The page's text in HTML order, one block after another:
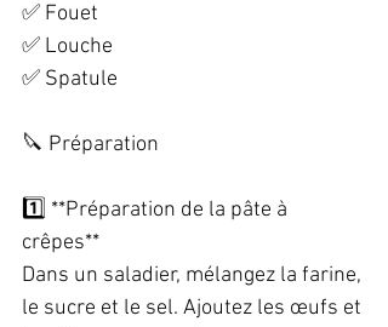
✅ Fouet
✅ Louche
✅ Spatule
🔪 Préparation
1️⃣ **Préparation de la pâte à
crêpes**
Dans un saladier, mélangez la farine,
le sucre et le sel. Ajoutez les œufs et